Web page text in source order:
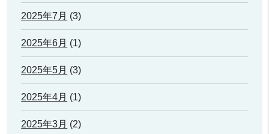
2025年7月 (3)
2025年6月 (1)
2025年5月 (3)
2025年4月 (1)
2025年3月 (2)